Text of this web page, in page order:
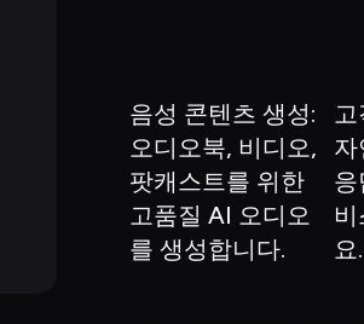
음성 콘텐츠 생성:
오디오북, 비디오,
팟캐스트를 위한
고품질 AI 오디오
를 생성합니다.
고
자
응
요.